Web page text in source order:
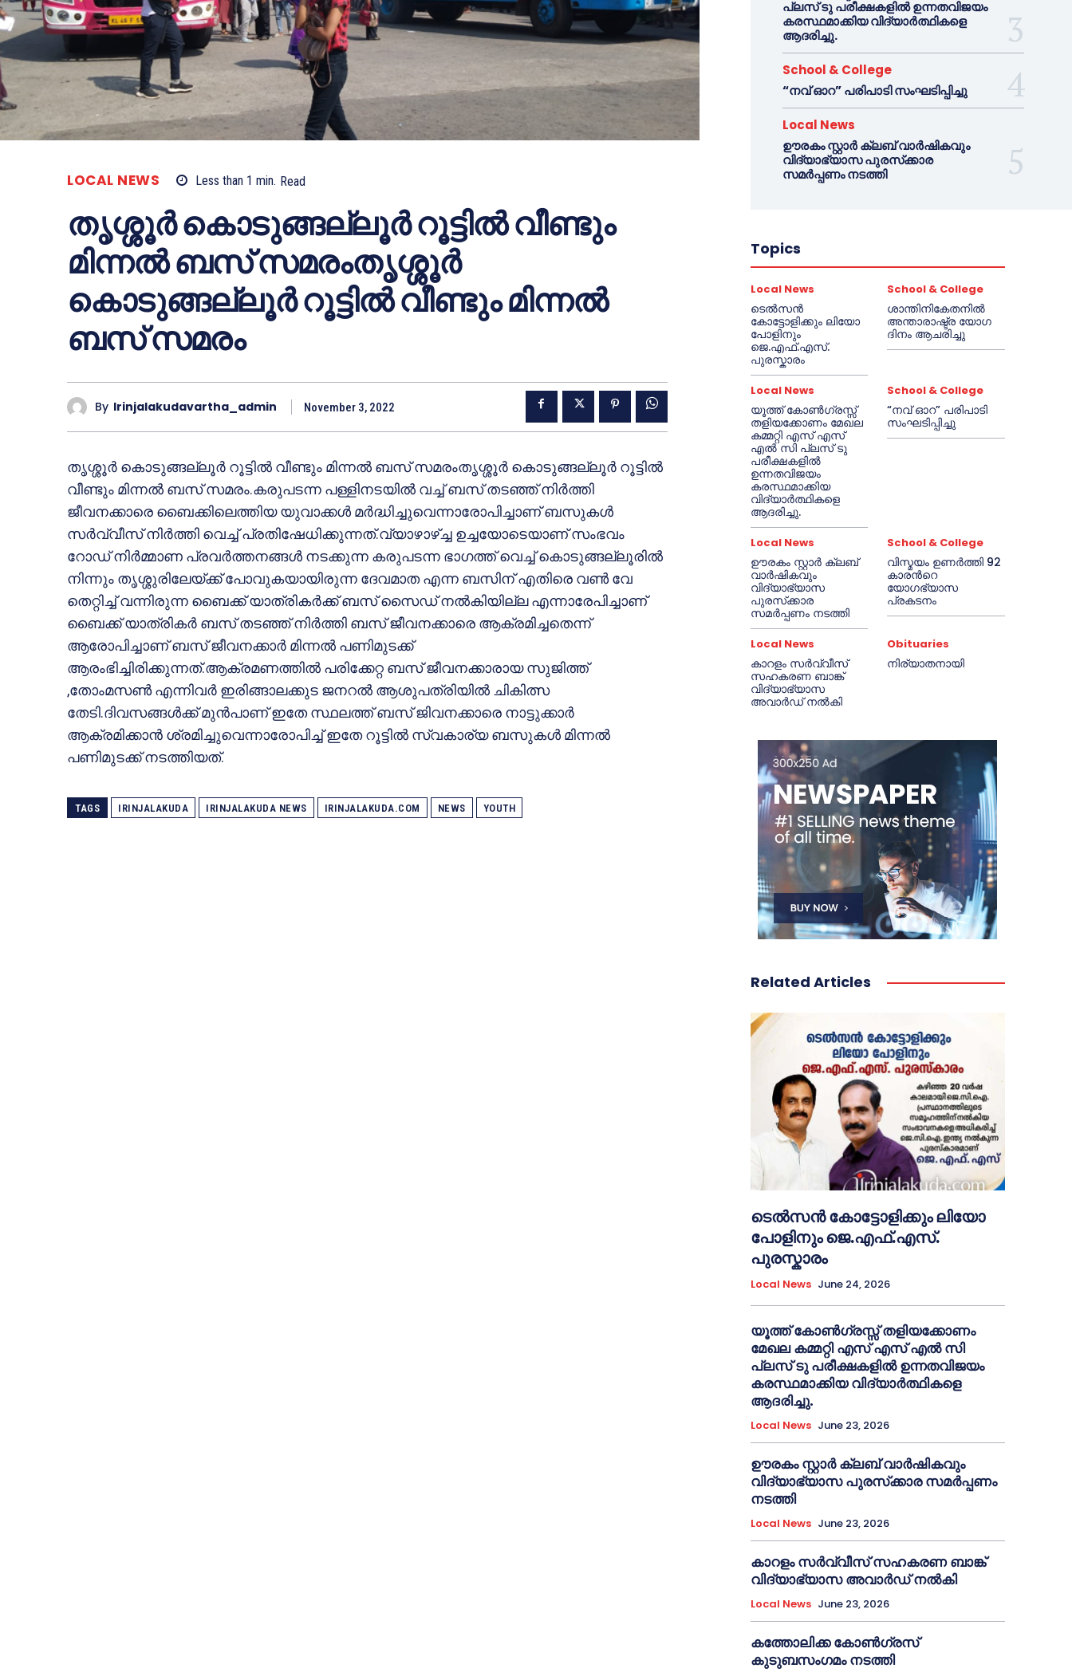
LOCAL NEWS Less than 1 min. Read
തൃശ്ശൂര്‍ കൊടുങ്ങല്ലൂര്‍ റൂട്ടില്‍ വീണ്ടും
മിന്നല്‍ ബസ് സമരംതൃശ്ശൂര്‍
കൊടുങ്ങല്ലൂര്‍ റൂട്ടില്‍ വീണ്ടും മിന്നല്‍
ബസ് സമരം
By Irinjalakudavartha_admin November 3, 2022
തൃശ്ശൂര്‍ കൊടുങ്ങല്ലൂര്‍ റൂട്ടില്‍ വീണ്ടും മിന്നല്‍ ബസ് സമരംതൃശ്ശൂര്‍ കൊടുങ്ങല്ലൂര്‍ റൂട്ടില്‍
വീണ്ടും മിന്നല്‍ ബസ് സമരം.കരുപടന്ന പള്ളിനടയില്‍ വച്ച് ബസ് തടഞ്ഞ് നിര്‍ത്തി
ജീവനക്കാരെ ബൈക്കിലെത്തിയ യുവാക്കള്‍ മര്‍ദ്ധിച്ചുവെന്നാരോപിച്ചാണ് ബസുകള്‍
സര്‍വ്വീസ് നിര്‍ത്തി വെച്ച് പ്രതിഷേധിക്കുന്നത്.വ്യാഴാഴ്ച്ച ഉച്ചയോടെയാണ് സംഭവം
റോഡ് നിര്‍മ്മാണ പ്രവര്‍ത്തനങ്ങള്‍ നടക്കുന്ന കരുപടന്ന ഭാഗത്ത് വെച്ച് കൊടുങ്ങല്ലൂരില്‍
നിന്നും തൃശ്ശുരിലേയ്ക്ക് പോവുകയായിരുന്ന ദേവമാത എന്ന ബസിന് എതിരെ വണ്‍ വേ
തെറ്റിച്ച് വന്നിരുന്ന ബൈക്ക് യാത്രികര്‍ക്ക് ബസ് സൈഡ് നല്‍കിയില്ല എന്നാരേപിച്ചാണ്
ബൈക്ക് യാത്രികര്‍ ബസ് തടഞ്ഞ് നിര്‍ത്തി ബസ് ജീവനക്കാരെ ആക്രമിച്ചതെന്ന്
ആരോപിച്ചാണ് ബസ് ജീവനക്കാര്‍ മിന്നല്‍ പണിമുടക്ക്
ആരംഭിച്ചിരിക്കുന്നത്.ആക്രമണത്തില്‍ പരിക്കേറ്റ ബസ് ജീവനക്കാരായ സുജിത്ത്
,തോംമസണ്‍ എന്നിവര്‍ ഇരിങ്ങാലക്കുട ജനറല്‍ ആശുപത്രിയില്‍ ചികിത്സ
തേടി.ദിവസങ്ങള്‍ക്ക് മുന്‍പാണ് ഇതേ സ്ഥലത്ത് ബസ് ജിവനക്കാരെ നാട്ടുക്കാര്‍
ആക്രമിക്കാന്‍ ശ്രമിച്ചുവെന്നാരോപിച്ച് ഇതേ റൂട്ടില്‍ സ്വകാര്യ ബസുകള്‍ മിന്നല്‍
പണിമുടക്ക് നടത്തിയത്.
TAGS IRINJALAKUDA IRINJALAKUDA NEWS IRINJALAKUDA.COM NEWS YOUTH
പ്ലസ് ടു പരീക്ഷകളിൽ ഉന്നതവിജയം
കരസ്ഥമാക്കിയ വിദ്യാർത്ഥികളെ
ആദരിച്ചു.
School & College
“നവ് ഓറ” പരിപാടി സംഘടിപ്പിച്ചു
Local News
ഊരകം സ്റ്റാർ ക്ലബ് വാർഷികവും
വിദ്യാഭ്യാസ പുരസ്‌ക്കാര
സമർപ്പണം നടത്തി
Topics
Local News
ടെൽസൻ
കോട്ടോളിക്കും ലിയോ
പോളിനും
ജെ.എഫ്.എസ്.
പുരസ്കാരം
School & College
ശാന്തിനികേതനിൽ
അന്താരാഷ്ട്ര യോഗ
ദിനം ആചരിച്ചു
Local News
യൂത്ത് കോൺഗ്രസ്സ്
തളിയക്കോണം മേഖല
കമ്മറ്റി എസ് എസ്
എൽ സി പ്ലസ് ടു
പരീക്ഷകളിൽ
ഉന്നതവിജയം
കരസ്ഥമാക്കിയ
വിദ്യാർത്ഥികളെ
ആദരിച്ചു.
School & College
“നവ് ഓറ” പരിപാടി
സംഘടിപ്പിച്ചു
Local News
ഊരകം സ്റ്റാർ ക്ലബ്
വാർഷികവും
വിദ്യാഭ്യാസ
പുരസ്‌ക്കാര
സമർപ്പണം നടത്തി
School & College
വിസ്മയം ഉണർത്തി 92
കാരൻറെ
യോഗഭ്യാസ
പ്രകടനം
Local News
കാറളം സർവ്വീസ്
സഹകരണ ബാങ്ക്
വിദ്യാഭ്യാസ
അവാർഡ് നൽകി
Obituaries
നിര്യാതനായി
Related Articles
ടെൽസൻ കോട്ടോളിക്കും ലിയോ
പോളിനും ജെ.എഫ്.എസ്.
പുരസ്കാരം
Local News June 24, 2026
യൂത്ത് കോൺഗ്രസ്സ് തളിയക്കോണം
മേഖല കമ്മറ്റി എസ് എസ് എൽ സി
പ്ലസ് ടു പരീക്ഷകളിൽ ഉന്നതവിജയം
കരസ്ഥമാക്കിയ വിദ്യാർത്ഥികളെ
ആദരിച്ചു.
Local News June 23, 2026
ഊരകം സ്റ്റാർ ക്ലബ് വാർഷികവും
വിദ്യാഭ്യാസ പുരസ്‌ക്കാര സമർപ്പണം
നടത്തി
Local News June 23, 2026
കാറളം സർവ്വീസ് സഹകരണ ബാങ്ക്
വിദ്യാഭ്യാസ അവാർഡ് നൽകി
Local News June 23, 2026
കത്തോലിക്ക കോൺഗ്രസ്
കുടുബസംഗമം നടത്തി